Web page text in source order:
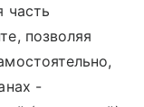
часть
позволяя
-